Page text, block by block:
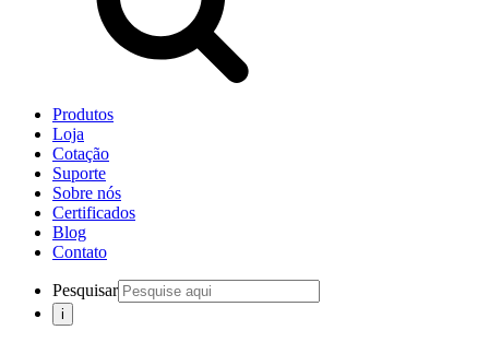
Produtos
Loja
Cotação
Suporte
Sobre nós
Certificados
Blog
Contato
Pesquisar